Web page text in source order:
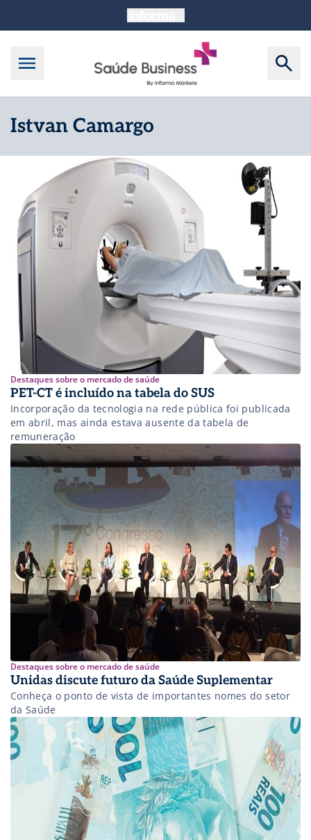
Istvan Camargo
Destaques sobre o mercado de saúde
PET-CT é incluído na tabela do SUS
Incorporação da tecnologia na rede pública foi publicada
em abril, mas ainda estava ausente da tabela de
remuneração
Destaques sobre o mercado de saúde
Unidas discute futuro da Saúde Suplementar
Conheça o ponto de vista de importantes nomes do setor
da Saúde